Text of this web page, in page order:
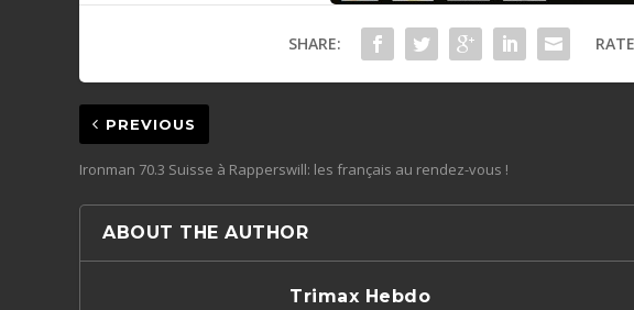
SHARE:
PREVIOUS
Ironman 70.3 Suisse à Rapperswill: les français au rendez-vous !
ABOUT THE AUTHOR
Trimax Hebdo